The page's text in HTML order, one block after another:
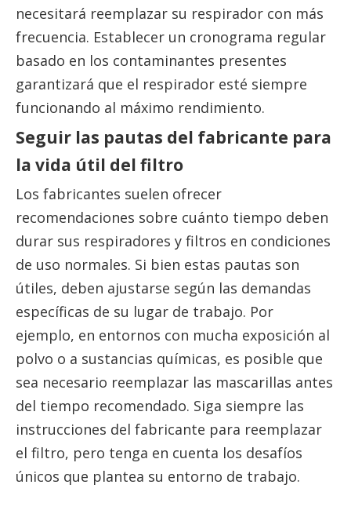
necesitará reemplazar su respirador con más
frecuencia. Establecer un cronograma regular
basado en los contaminantes presentes
garantizará que el respirador esté siempre
funcionando al máximo rendimiento.
Seguir las pautas del fabricante para
la vida útil del filtro
Los fabricantes suelen ofrecer
recomendaciones sobre cuánto tiempo deben
durar sus respiradores y filtros en condiciones
de uso normales. Si bien estas pautas son
útiles, deben ajustarse según las demandas
específicas de su lugar de trabajo. Por
ejemplo, en entornos con mucha exposición al
polvo o a sustancias químicas, es posible que
sea necesario reemplazar las mascarillas antes
del tiempo recomendado. Siga siempre las
instrucciones del fabricante para reemplazar
el filtro, pero tenga en cuenta los desafíos
únicos que plantea su entorno de trabajo.